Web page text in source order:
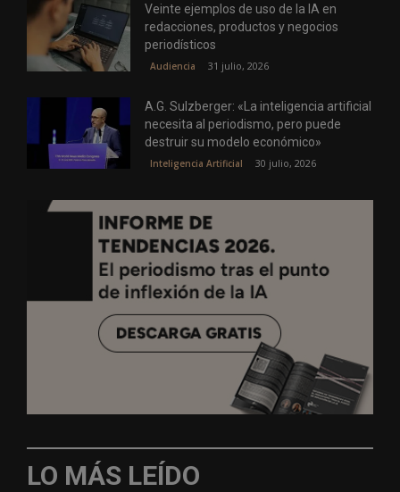
Veinte ejemplos de uso de la IA en
redacciones, productos y negocios
periodísticos
Audiencia 31 julio, 2026
A.G. Sulzberger: «La inteligencia artificial
necesita al periodismo, pero puede
destruir su modelo económico»
Inteligencia Artificial 30 julio, 2026
LO MÁS LEÍDO